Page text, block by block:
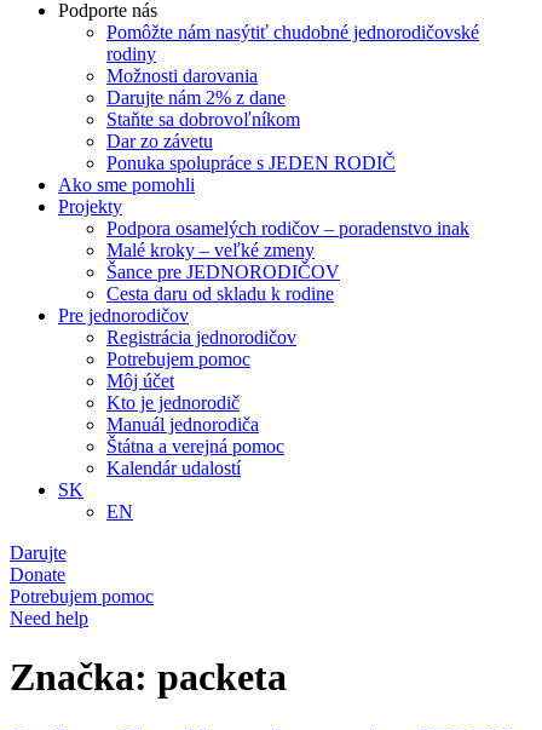
Podporte nás
Pomôžte nám nasýtiť chudobné jednorodičovské
rodiny
Možnosti darovania
Darujte nám 2% z dane
Staňte sa dobrovoľníkom
Dar zo závetu
Ponuka spolupráce s JEDEN RODIČ
Ako sme pomohli
Projekty
Podpora osamelých rodičov – poradenstvo inak
Malé kroky – veľké zmeny
Šance pre JEDNORODIČOV
Cesta daru od skladu k rodine
Pre jednorodičov
Registrácia jednorodičov
Potrebujem pomoc
Môj účet
Kto je jednorodič
Manuál jednorodiča
Štátna a verejná pomoc
Kalendár udalostí
SK
EN
Darujte
Donate
Potrebujem pomoc
Need help
Značka: packeta